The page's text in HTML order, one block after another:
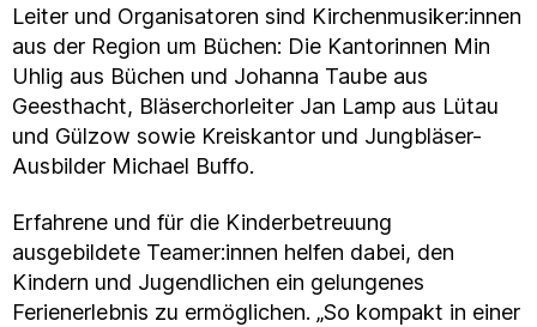
Leiter und Organisatoren sind Kirchenmusiker:innen
aus der Region um Büchen: Die Kantorinnen Min
Uhlig aus Büchen und Johanna Taube aus
Geesthacht, Bläserchorleiter Jan Lamp aus Lütau
und Gülzow sowie Kreiskantor und Jungbläser-
Ausbilder Michael Buffo.
Erfahrene und für die Kinderbetreuung
ausgebildete Teamer:innen helfen dabei, den
Kindern und Jugendlichen ein gelungenes
Ferienerlebnis zu ermöglichen. „So kompakt in einer